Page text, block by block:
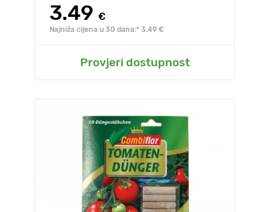
3.49 €
Najniža cijena u 30 dana:* 3.49 €
Provjeri dostupnost